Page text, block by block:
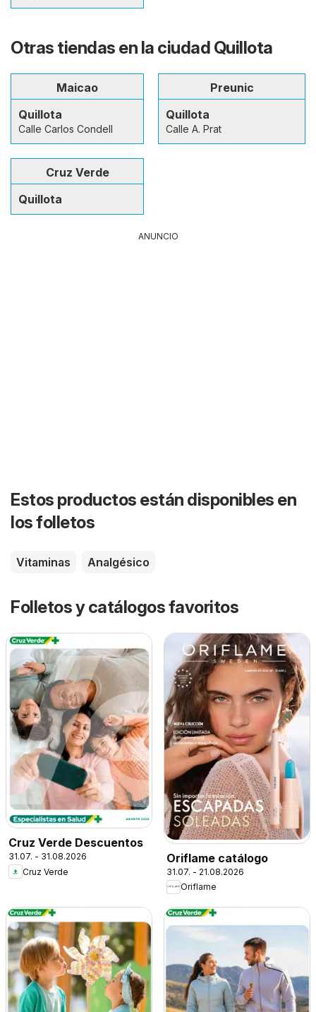
Otras tiendas en la ciudad Quillota
Maicao
Quillota
Calle Carlos Condell
Preunic
Quillota
Calle A. Prat
Cruz Verde
Quillota
ANUNCIO
Estos productos están disponibles en
los folletos
Vitaminas Analgésico
Folletos y catálogos favoritos
Cruz Verde Descuentos
31.07. - 31.08.2026
Cruz Verde
Oriflame catálogo
31.07. - 21.08.2026
Oriflame